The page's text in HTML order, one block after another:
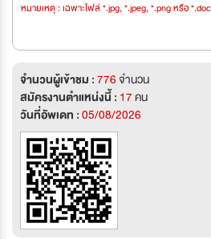
หมายเหตุ : เฉพาะไฟล์ *.jpg, *.jpeg, *.png หรือ
จำนวนผู้เข้าชม :776จำนวน
สมัครงานตำแหน่งนี้ : 17คน
วันที่อัพเดท :05/08/2026